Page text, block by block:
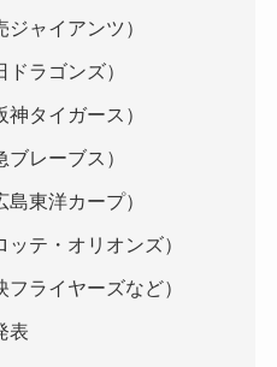
ジャイアンツ）
ドラゴンズ）
神タイガース）
ブレーブス）
島東洋カープ）
ッテ・オリオンズ）
フライヤーズなど）
表